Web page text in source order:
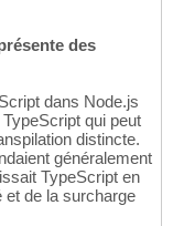
des
dans Node.js
qui peut
distincte.
généralement
TypeScript en
et de la surcharge